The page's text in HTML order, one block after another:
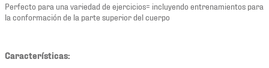
Perfecto para una variedad de ejercicios= incluyendo entrenamientos para
la conformación de la parte superior del cuerpo
Características: